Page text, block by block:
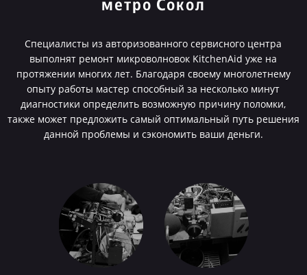
метро Сокол
Специалисты из авторизованного сервисного центра
выполнят ремонт микроволновок KitchenAid уже на
протяжении многих лет. Благодаря своему многолетнему
опыту работы мастер способный за несколько минут
диагностики определить возможную причину поломки,
также может предложить самый оптимальный путь решения
данной проблемы и сэкономить ваши деньги.